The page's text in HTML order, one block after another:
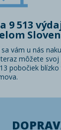
9 513
vám u nás
môžete svoj
pobočiek blízko